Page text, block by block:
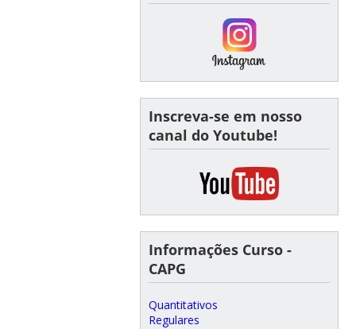
Inscreva-se em nosso
canal do Youtube!
Informações Curso -
CAPG
Quantitativos
Regulares